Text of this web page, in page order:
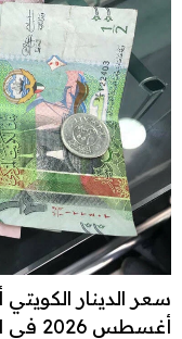
أغسطس 2026 في البنوك